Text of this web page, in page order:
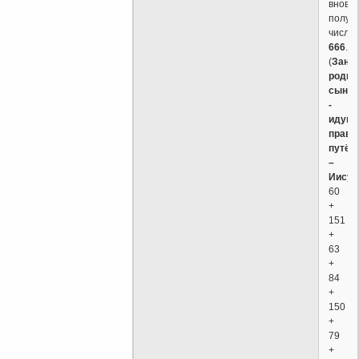
вновь
число
666.
(
сын
-
путём
–
Иисус
60
+
151
+
63
+
84
+
150
+
79
+